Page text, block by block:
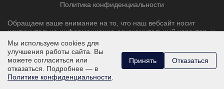
Политика конфиденциальности
Обращаем ваше внимание на то, что наш вебсайт носит
исключительно информационно-ознакомительный характер, и
ни при каких условиях не является публичной офертой,
определяемой положениями Статьи 437 Гражданского
кодекса РФ.
Мы используем cookies для
улучшения работы сайта. Вы
можете согласиться или
отказаться. Подробнее — в
Политике конфиденциальности
Принять Отказаться